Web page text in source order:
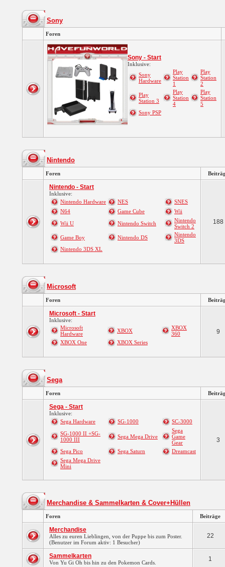
Sony
Foren
Sony - Start
Inklusive:
Sony
Hardware
Play
Station
1
Play
Station
2
Play
Station 3
Play
Station
4
Play
Station
5
Sony PSP
Nintendo
Foren
Nintendo - Start
Inklusive:
Nintendo Hardware
NES
SNES
N64
Game Cube
Wii
Wii U
Nintendo Switch
Nintendo
Switch 2
Game Boy
Nintendo DS
Nintendo
3DS
Nintendo 3DS XL
188
Microsoft
Foren
Microsoft - Start
Inklusive:
Microsoft
Hardware
XBOX
XBOX
360
XBOX One
XBOX Series
9
Sega
Foren
Sega - Start
Inklusive:
Sega Hardware
SG-1000
SC-3000
SG-1000 II +SG-
1000 III
Sega Mega Drive
Sega
Game
Gear
Sega Pico
Sega Saturn
Dreamcast
Sega Mega Drive
Mini
3
Merchandise & Sammelkarten & Cover+Hüllen
Foren Beiträge
Merchandise
Alles zu euren Lieblingen, von der Puppe bis zum Poster.
(Benutzer im Forum aktiv: 1 Besucher)
22
Sammelkarten
Von Yu Gi Oh bis hin zu den Pokemon Cards. 1